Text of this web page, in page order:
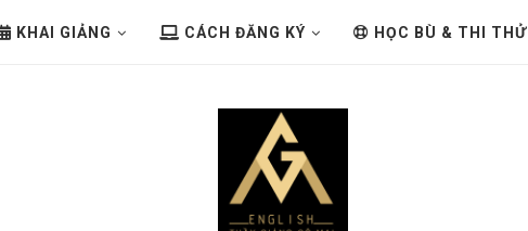
KHAI GIẢNG CÁCH ĐĂNG KÝ HỌC BÙ & THI THỬ